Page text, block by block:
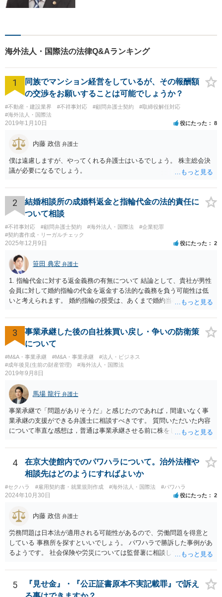
実・迅速・丁寧な事件処理を
海外法人・国際法の法律Q&Aランキング
1
同族でマンション経営をしているが、その報酬額
の交渉をお願いすることは可能でしょうか？
#不動産・建設業界 #不祥事対応 #顧問弁護士契約
#取締役解任対応
#海外法人・国際法
2019年1月10日 役にたった 8
内藤 政信 弁護士
僕は遠慮しますが、やってくれる弁護士はいるでしょう。 株主総会決
議が必要になるでしょう。
2
結婚相談所の成婚料返金と指輪代金の法的責任に
ついて相談
#不祥事対応 #顧問弁護士契約 #海外法人・国際法
#企業犯罪
#契約書作成・リーガルチェック
2025年12月9日 役にたった 2
笹田 典宏 弁護士
1. 指輪代金に対する返金義務の有無について 結論として、貴社が男性
会員に対して婚約指輪の代金を返金する法的な義務を負う可能性は低
いと考えられます。 婚約指輪の授受は、あくまで婚約当事者である男
貴社は、その贈与契約の当事者ではありません。したがって、仮に女
性が返金義務を負う場合であっても、貴社が返金義務を負う法的根拠
は見当たりません。 また、国際結婚の仲介契約に関する裁判例では、
会員の個人的な理由による破談で追加的に発生した費用は会員自身が
負担すべきであり、仲介業者に責任がない限り、成婚料の支払いを拒
絶することはできないと判断されています。この裁判例は、仲介業者
を示唆しており、本件でも同様に、指輪の返還が貴社の責任範囲外の
問題であると主張する上で参考になります。 2. 今後の対応について
相手方代理人に対し、内容証明郵便などで書面にて貴社の見解を明確
に伝えることが重要です。その書面には、以下の内容を盛り込むこと
が考えられます。 成婚料について: 円満な解決を優先する観点から、
には上記の裁判例のように、貴社に返金義務は無いと判断される可能
性が高いと思われます。）。 指輪代金について: 前述の通り、男性会
員と女性会員との間の個人間の贈与であり、貴社に法的な返金義務は
ないことを、法的根拠と共に冷静に主張する。 「刑事訴訟」との主張
に対して: 本件は、契約の履行や返金を巡る民事上の紛争であり、貴社
に当初から金銭を騙し取る意図（詐欺罪の構成要件である欺罔行為）
があったとは考えにくく、刑事事件として立件される可能性は極めて
低いと思われます。 3. 警察からの連絡について 警察は「民事不介
入」を原則としており、契約トラブルなどの個人間の紛争に介入する
ことはありません。しかし、事件性があるかどうかを判断するため
に、関係者から事情を聴くことがあります。その場合には誠実な事実
説明を行ってください。
3
事業承継した後の自社株買い戻し・争いの防衛策
について
#M&A・事業承継 #M&A・事業承継
#法人・ビジネス
#成年後見(生前の財産管理)
#海外法人・国際法
2019年9月8日
馬場 龍行 弁護士
事業承継で「問題がありそうだ」と感じたのであれば，間違いなく事
業承継の支援ができる弁護士に相談すべきです。 質問いただいた内容
について率直な感想は，普通は事業承継させる前に株をしっかり集め
というのは無責任というほかないでしょう。 事業承継については，相
続税や贈与税を猶予する特別法な，遺留分について株式価格を遺留分
算定基礎額から控除したり価額を相続時でなく承継時に固定したりす
ることのできる特別法が定められています。 買い取る以外の方法につ
いても，株式保有割合や状況によるので，具体的に弁護士に相談され
ることをお勧めします。
4
在京大使館内でのパワハラについて。治外法権や
相談先はどのようにすればよいか
#セクハラ #雇用契約書・就業規則作成 #海外法人・国際法 #パワハラ
2024年10月30日 役にたった 2
内藤 政信 弁護士
労務問題は日本法が適用される可能性があるので、労働問題を得意と
している 事務所を探すといいでしょう。 パワハラで勝訴した事例があ
るようです。 社会保険や労災については監督薯に相談してみるといい
5
『見せ金』・『公正証書原本不実記載罪』で訴え